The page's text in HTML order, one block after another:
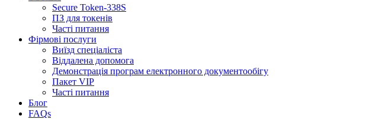
Secure Token-338S
ПЗ для токенів
Часті питання
Фірмові послуги
Виїзд спеціаліста
Віддалена допомога
Демонстрація програм електронного документообігу
Пакет VIP
Часті питання
Блог
FAQs